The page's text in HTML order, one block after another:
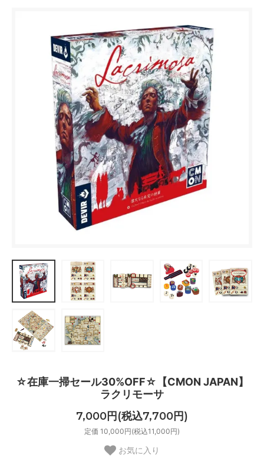
☆在庫一掃セール30%OFF☆【CMON JAPAN】
ラクリモーサ
7,000円(税込7,700円)
定価 10,000円(税込11,000円)
お気に入り